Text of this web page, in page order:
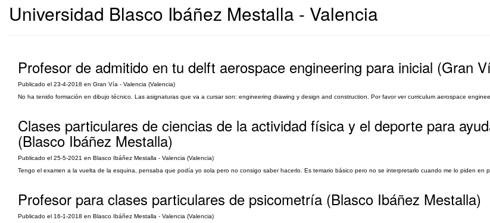
Universidad Blasco Ibáñez Mestalla - Valencia
Profesor de admitido en tu delft aerospace engineering para inicial (Gran
Publicado el 23-4-2018 en Gran Vía - Valencia (Valencia)
No ha tenido formación en dibujo técnico. Las asignaturas que va a cursar son: engineering drawing y design and construction. Por favor ver curriculum aerospace
Clases particulares de ciencias de la actividad física y el deporte para
(Blasco Ibáñez Mestalla)
Publicado el 25-5-2021 en Blasco Ibáñez Mestalla - Valencia (Valencia)
Tengo el examen a la vuelta de la esquina, pensaba que podía yo sola pero no consigo saber hacerlo. Es temario básico pero no se interpretarlo cuando me lo piden en
Profesor para clases particulares de psicometría (Blasco Ibáñez Mestalla)
Publicado el 16-1-2018 en Blasco Ibáñez Mestalla - Valencia (Valencia)